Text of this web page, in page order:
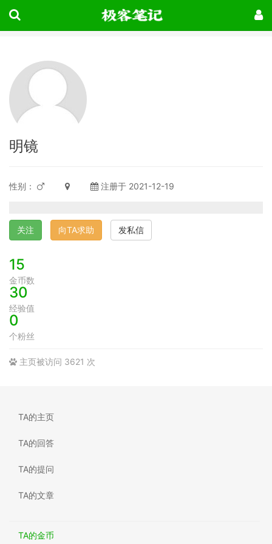
明镜
性别： 注册于 2021-12-19
关注 向TA求助 发私信
15
金币数
30
经验值
0
个粉丝
主页被访问 3621 次
TA的主页
TA的回答
TA的提问
TA的文章
TA的金币